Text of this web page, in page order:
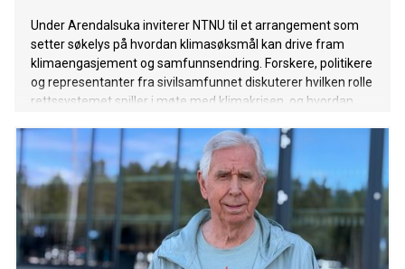
Under Arendalsuka inviterer NTNU til et arrangement som
setter søkelys på hvordan klimasøksmål kan drive fram
klimaengasjement og samfunnsendring. Forskere, politikere
og representanter fra sivilsamfunnet diskuterer hvilken rolle
rettssystemet spiller i møte med klimakrisen, og hvordan